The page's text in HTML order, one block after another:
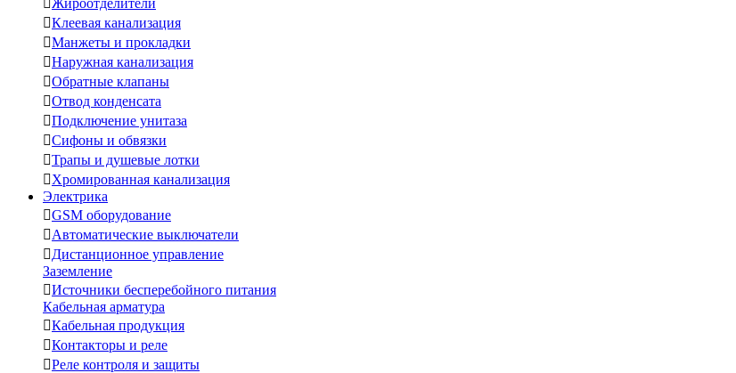
Жироотделители
Клеевая канализация
Манжеты и прокладки
Наружная канализация
Обратные клапаны
Отвод конденсата
Подключение унитаза
Сифоны и обвязки
Трапы и душевые лотки
Хромированная канализация
Электрика
GSM оборудование
Автоматические выключатели
Дистанционное управление
Заземление
Источники бесперебойного питания
Кабельная арматура
Кабельная продукция
Контакторы и реле
Реле контроля и защиты